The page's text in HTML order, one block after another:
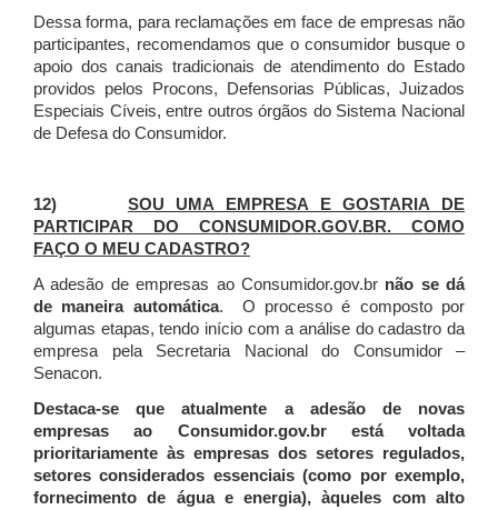
Dessa forma, para reclamações em face de empresas não
participantes, recomendamos que o consumidor busque o
apoio dos canais tradicionais de atendimento do Estado
providos pelos Procons, Defensorias Públicas, Juizados
Especiais Cíveis, entre outros órgãos do Sistema Nacional
de Defesa do Consumidor.
12) SOU UMA EMPRESA E GOSTARIA DE
PARTICIPAR DO CONSUMIDOR.GOV.BR. COMO
FAÇO O MEU CADASTRO?
A adesão de empresas ao Consumidor.gov.br não se dá
de maneira automática. O processo é composto por
algumas etapas, tendo início com a análise do cadastro da
empresa pela Secretaria Nacional do Consumidor –
Senacon.
Destaca-se que atualmente a adesão de novas
empresas ao Consumidor.gov.br está voltada
prioritariamente às empresas dos setores regulados,
setores considerados essenciais (como por exemplo,
fornecimento de água e energia), àqueles com alto